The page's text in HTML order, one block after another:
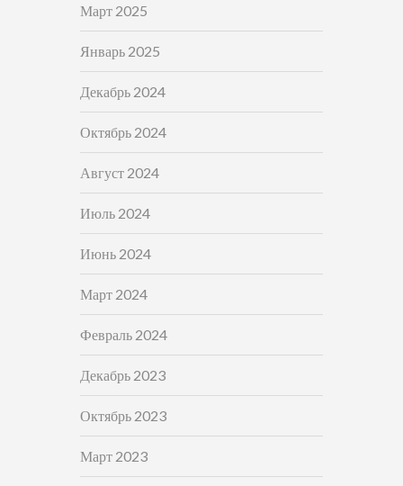
Март 2025
Январь 2025
Декабрь 2024
Октябрь 2024
Август 2024
Июль 2024
Июнь 2024
Март 2024
Февраль 2024
Декабрь 2023
Октябрь 2023
Март 2023